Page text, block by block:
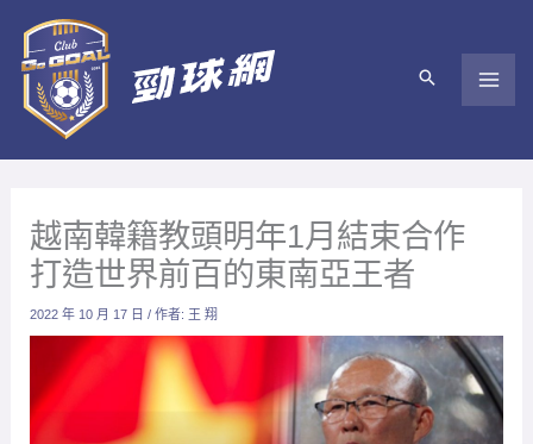
內
越南韓籍教頭明年1月結束合作
打造世界前百的東南亞王者
2022 年 10 月 17 日/ 作者: 王 翔